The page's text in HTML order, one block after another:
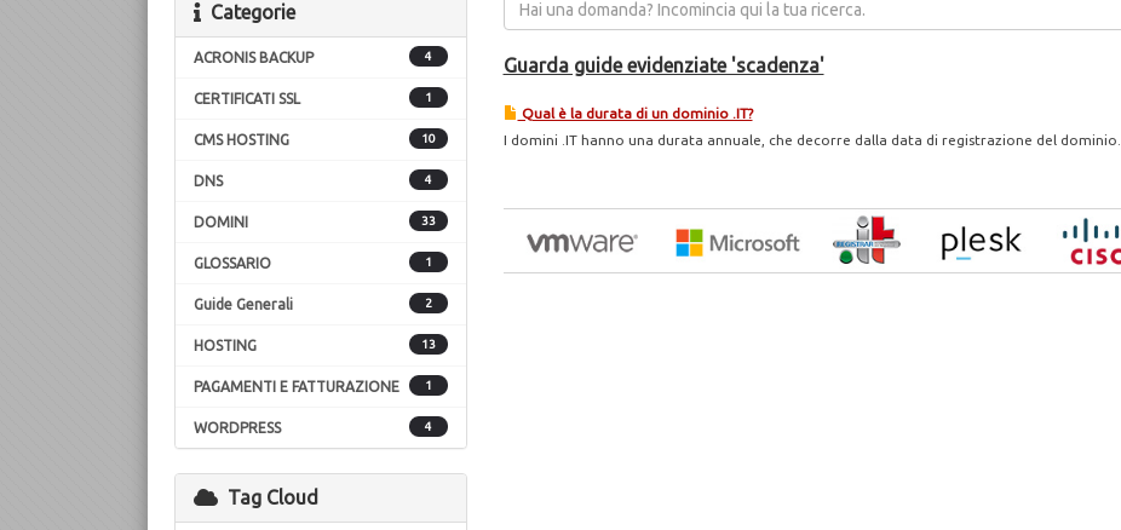
Categorie
4
ACRONIS BACKUP
1
CERTIFICATI SSL
10
CMS HOSTING
4
DNS
33
DOMINI
1
GLOSSARIO
2
Guide Generali
13
HOSTING
1
PAGAMENTI E FATTURAZIONE
4
WORDPRESS
Guarda guide evidenziate 'scadenza'
Qual è la durata di un dominio .IT?
I domini .IT hanno una durata annuale, che decorre dalla data di registrazione del dominio...
Tag Cloud